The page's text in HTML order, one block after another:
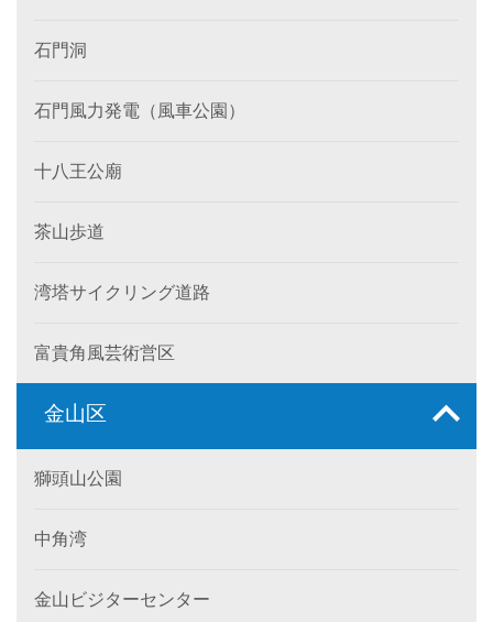
石門洞
石門風力発電（風車公園）
十八王公廟
茶山歩道
湾塔サイクリング道路
富貴角風芸術営区
金山区
獅頭山公園
中角湾
金山ビジターセンター